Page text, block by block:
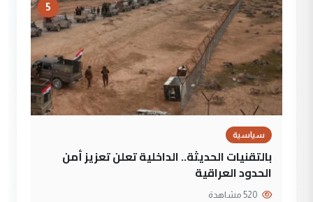
5
سياسية
بالتقنيات الحديثة.. الداخلية تعلن تعزيز أمن
الحدود العراقية